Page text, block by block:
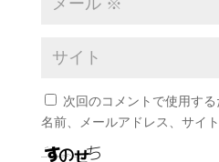
次回のコメントで使用す
名前、メールアドレス、サイト